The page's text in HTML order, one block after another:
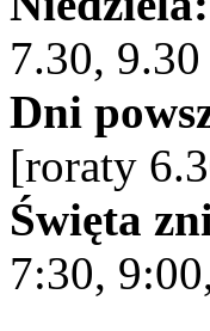
7.30,
Dni
[roraty
Święta
7:30,